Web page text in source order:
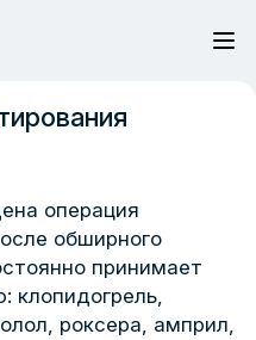
операция
обширного
принимает
клопидогрель,
роксера, амприл,